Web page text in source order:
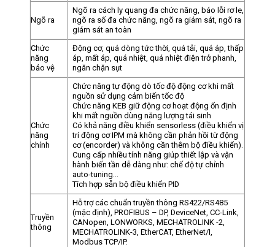
Ngõ ra
Ngõ ra cách ly quang đa chức năng, báo lỗi rơ le,
ngõ ra số đa chức năng, ngõ ra giám sát, ngõ ra
giám sát an toàn
Chức
năng
bảo vệ
Động cơ, quá dòng tức thời, quá tải, quá áp, thấp
áp, mất áp, quá nhiệt, quá nhiệt điện trở phanh,
ngăn chặn sụt
Chức
năng
chính
Chức năng tự động dò tốc độ động cơ khi mất
nguồn sử dụng cảm biến tốc độ
Chức năng KEB giữ động cơ hoạt động ổn định
khi mất nguồn dùng năng lượng tái sinh
Có khả năng điều khiển sensorless (điều khiển vị
trí động cơ IPM mà không cần phản hồi từ động
cơ (encorder) và không cần thêm bộ điều khiển).
Cung cấp nhiều tính năng giúp thiết lập và vận
hành biến tần dễ dàng như: chế độ tự chỉnh
auto-tuning…
Tích hợp sẵn bộ điều khiển PID
Truyền
thông
Hỗ trợ các chuẩn truyền thông RS422/RS485
(mặc định), PROFIBUS – DP, DeviceNet, CC-Link,
CANopen, LONWORKS, MECHATROLINK -2,
MECHATROLINK-3, EtherCAT, EtherNet/I,
Modbus TCP/IP.